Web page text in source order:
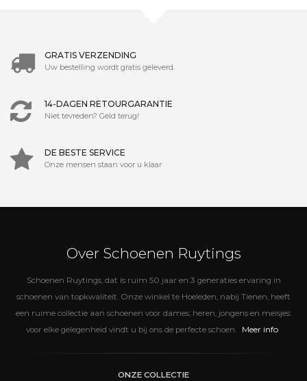
GRATIS VERZENDING
Uw bestelling wordt gratis geleverd.
14-DAGEN RETOURGARANTIE
Niet tevreden? Geld terug!
DE BESTE SERVICE
Onze mensen staan voor u klaar
Over Schoenen Ruytings
Schoenen Ruytings, dat is ruim 50 jaar en 3 generaties ervaring in
schoenen van topkwaliteit. Onze winkel te Hoeleden, nabij Tienen, heeft
een ruime collectie aan schoenen voor dames, heren, jongens en meisjes:
voor elke gelegenheid vindt u bij ons de perfecte schoen.
Meer info
ONZE COLLECTIE